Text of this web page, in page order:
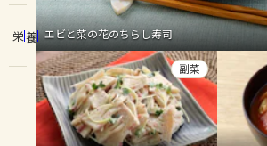
レシピ
トーク
よくあるお問い合わせ
栄養 エビと菜の花のちらし寿司
副菜